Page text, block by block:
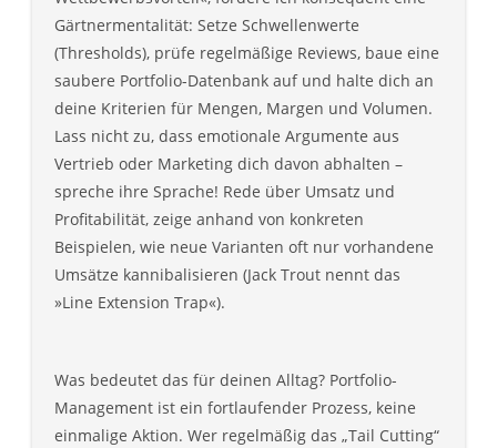
Gärtnermentalität: Setze Schwellenwerte
(Thresholds), prüfe regelmäßige Reviews, baue eine
saubere Portfolio-Datenbank auf und halte dich an
deine Kriterien für Mengen, Margen und Volumen.
Lass nicht zu, dass emotionale Argumente aus
Vertrieb oder Marketing dich davon abhalten –
spreche ihre Sprache! Rede über Umsatz und
Profitabilität, zeige anhand von konkreten
Beispielen, wie neue Varianten oft nur vorhandene
Umsätze kannibalisieren (Jack Trout nennt das
»Line Extension Trap«).
Was bedeutet das für deinen Alltag? Portfolio-
Management ist ein fortlaufender Prozess, keine
einmalige Aktion. Wer regelmäßig das „Tail Cutting“